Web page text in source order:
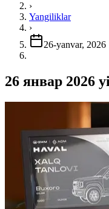
›
Yangiliklar
›
26-yanvar, 2026
26 январ 2026